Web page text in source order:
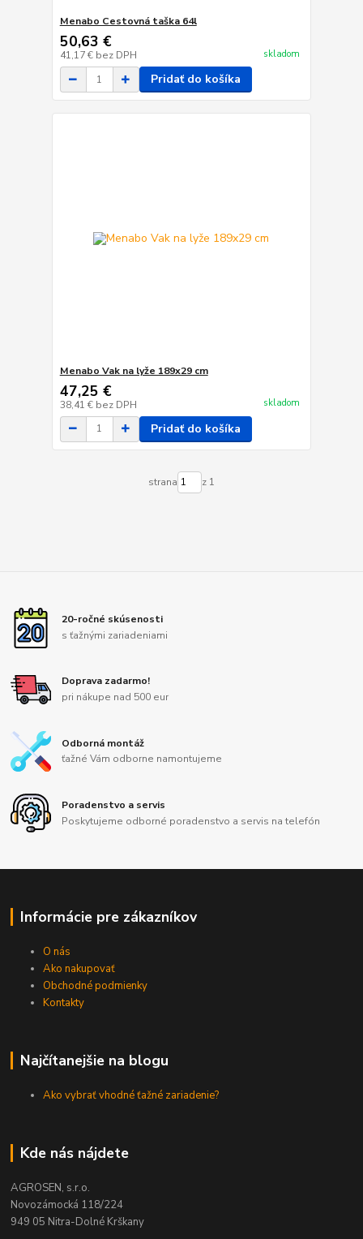
Menabo Cestovná taška 64l
50,63 €
41,17 € bez DPH skladom
Pridať do košíka
Menabo Vak na lyže 189x29 cm
47,25 €
38,41 € bez DPH skladom
Pridať do košíka
strana z 1
20-ročné skúsenosti
s ťažnými zariadeniami
Doprava zadarmo!
pri nákupe nad 500 eur
Odborná montáž
ťažné Vám odborne namontujeme
Poradenstvo a servis
Poskytujeme odborné poradenstvo a servis na telefón
Informácie pre zákazníkov
O nás
Ako nakupovať
Obchodné podmienky
Kontakty
Najčítanejšie na blogu
Ako vybrať vhodné ťažné zariadenie?
Kde nás nájdete
AGROSEN, s.r.o.
Novozámocká 118/224
949 05 Nitra-Dolné Krškany